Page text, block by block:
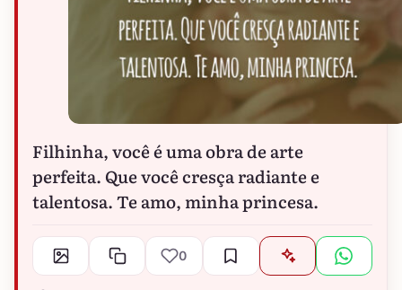
Filhinha, você é uma obra de arte
perfeita. Que você cresça radiante e
talentosa. Te amo, minha princesa.
0